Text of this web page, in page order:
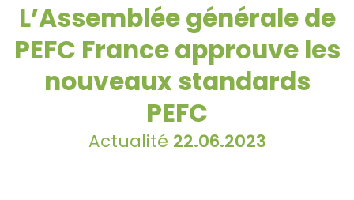
L’Assemblée générale de
PEFC France approuve les
nouveaux standards
PEFC
Actualité 22.06.2023